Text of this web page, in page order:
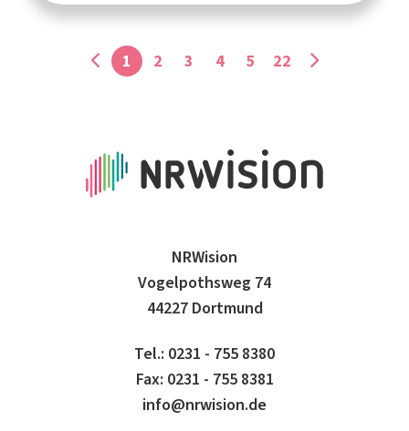
1 2 3 4 5 22
NRWision
Vogelpothsweg 74
44227 Dortmund
Tel.: 0231 - 755 8380
Fax: 0231 - 755 8381
info@nrwision.de